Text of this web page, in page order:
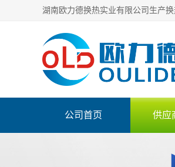
公司首页 供应